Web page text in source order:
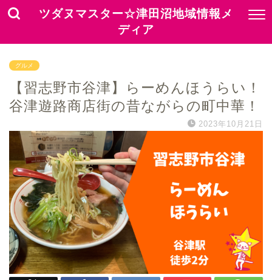
ツダヌマスター☆津田沼地域情報メ
ディア
グルメ
【習志野市谷津】らーめんほうらい！
谷津遊路商店街の昔ながらの町中華！
2023年10月21日